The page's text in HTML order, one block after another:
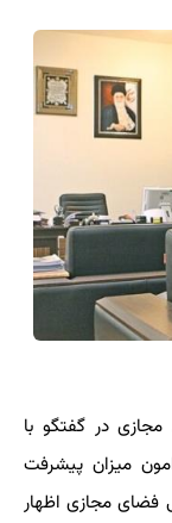
در گفتگو با
میزان پیشرفت
فضای مجازی اظهار